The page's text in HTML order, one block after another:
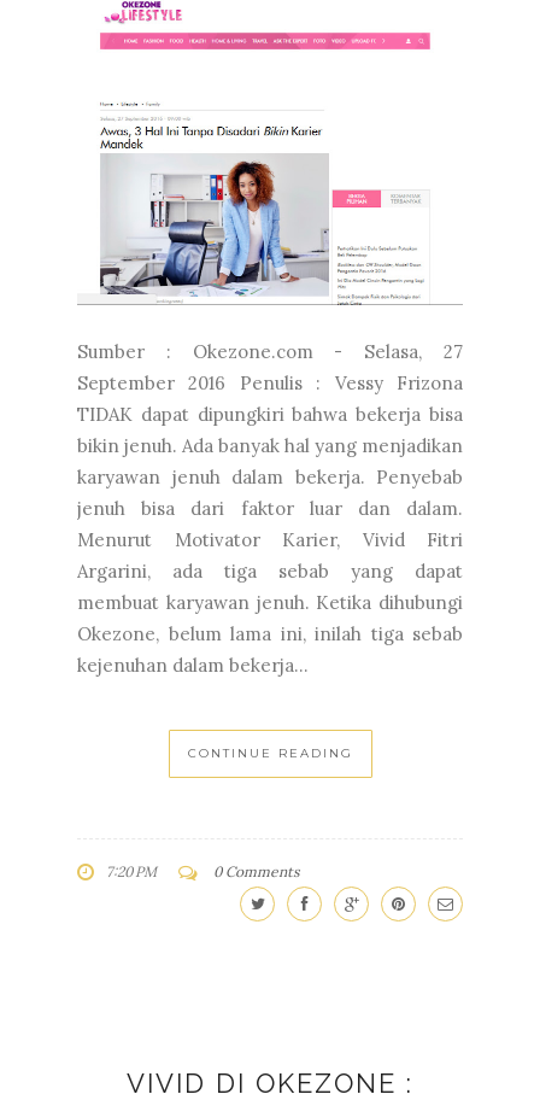
Sumber : Okezone.com - Selasa, 27
September 2016 Penulis : Vessy Frizona
TIDAK dapat dipungkiri bahwa bekerja bisa
bikin jenuh. Ada banyak hal yang menjadikan
karyawan jenuh dalam bekerja. Penyebab
jenuh bisa dari faktor luar dan dalam.
Menurut Motivator Karier, Vivid Fitri
Argarini, ada tiga sebab yang dapat
membuat karyawan jenuh. Ketika dihubungi
Okezone, belum lama ini, inilah tiga sebab
kejenuhan dalam bekerja...
CONTINUE READING
7:20 PM 0 Comments
VIVID DI OKEZONE :